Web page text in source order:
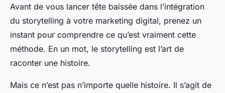
Avant de vous lancer tête baissée dans l’intégration
du storytelling à votre marketing digital, prenez un
instant pour comprendre ce qu’est vraiment cette
méthode. En un mot, le storytelling est l’art de
raconter une histoire.
Mais ce n’est pas n’importe quelle histoire. Il s’agit de